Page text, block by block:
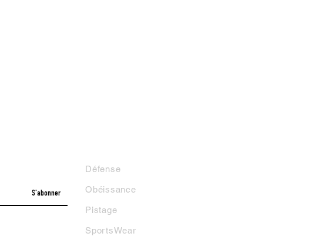
S'abonner
Défense
Obéissance
Pistage
SportsWear